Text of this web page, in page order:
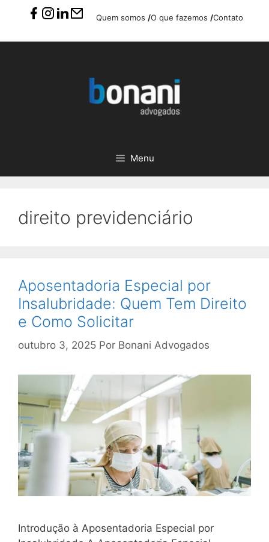
Quem somos /O que fazemos /Contato
Menu
direito previdenciário
Aposentadoria Especial por
Insalubridade: Quem Tem Direito
e Como Solicitar
outubro 3, 2025 Por Bonani Advogados
Introdução à Aposentadoria Especial por